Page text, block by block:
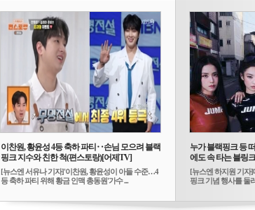
이찬원, 황윤성 4등 축하 파티‥손님 모으려 블랙
핑크 지수와 친한 척(편스토랑)[어제TV]
[뉴스엔 서유나 기자]'이찬원, 황윤성이 아들 수준…4
등 축하 파티 위해 황금 인맥 총동원'가수 ...
누가 블랙핑크 등
에도 속 타는 블링
[뉴스엔 하지원 기자
핑크 기념 행사를 둘